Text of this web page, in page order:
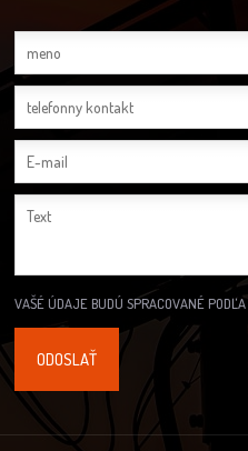
VAŠÉ ÚDAJE BUDÚ SPRACOVANÉ PODĽA